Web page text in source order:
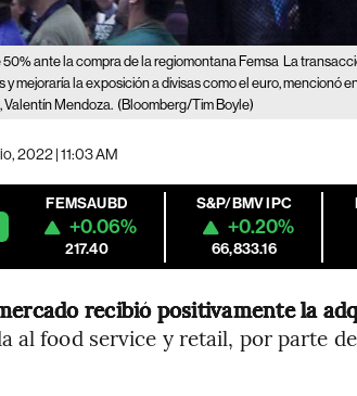
ante la compra de la regiomontana Femsa La
mejoraría la exposición a divisas como el euro, mencionó
Valentín Mendoza. (Bloomberg/Tim Boyle)
2022 | 11:03 AM
FEMSAUBD
+0.06%
217.40
S&P/BMV IPC
+0.20%
66,833.16
recibió positivamente la
al food service y retail, por parte